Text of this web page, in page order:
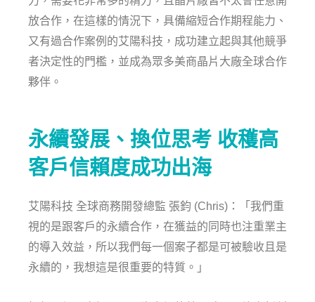
放合作，在這樣的情況下，具備縮短合作期程能力、
又有過合作案例的艾陽科技，成功建立起與其他競爭
者決定性的門檻，並成為眾多美商晶片大廠全球合作
夥伴。
永續發展、換位思考 收穫高
客戶信賴度成功出海
艾陽科技 全球商務開發總監 張鈞 (Chris)：「我們重
視的是跟客戶的永續合作，在獲益的同時也注重業主
的導入效益，所以我們每一個案子都是可被驗收且是
永續的，我想這是很重要的特質。」